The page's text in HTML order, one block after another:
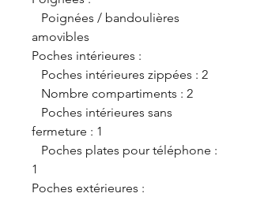
Poignées / bandoulières
amovibles
Poches intérieures :
Poches intérieures zippées : 2
Nombre compartiments : 2
Poches intérieures sans
fermeture : 1
Poches plates pour téléphone :
1
Poches extérieures :